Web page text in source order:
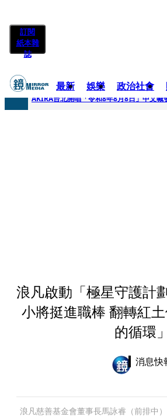
訂閱
紙本雜
誌
最新 娛樂 政治社會
快訊
浪凡啟動「極星守護計
小將挺進職棒 翻轉紅
的循環」
消息快
浪凡慈善基金會董事長馬詠睿（前排中